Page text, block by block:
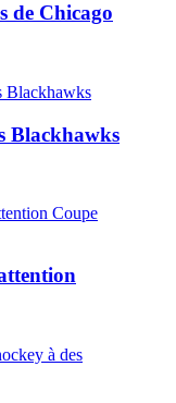
de Chicago
Blackhawks